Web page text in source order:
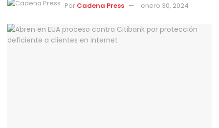
Por Cadena Press enero 30, 2024